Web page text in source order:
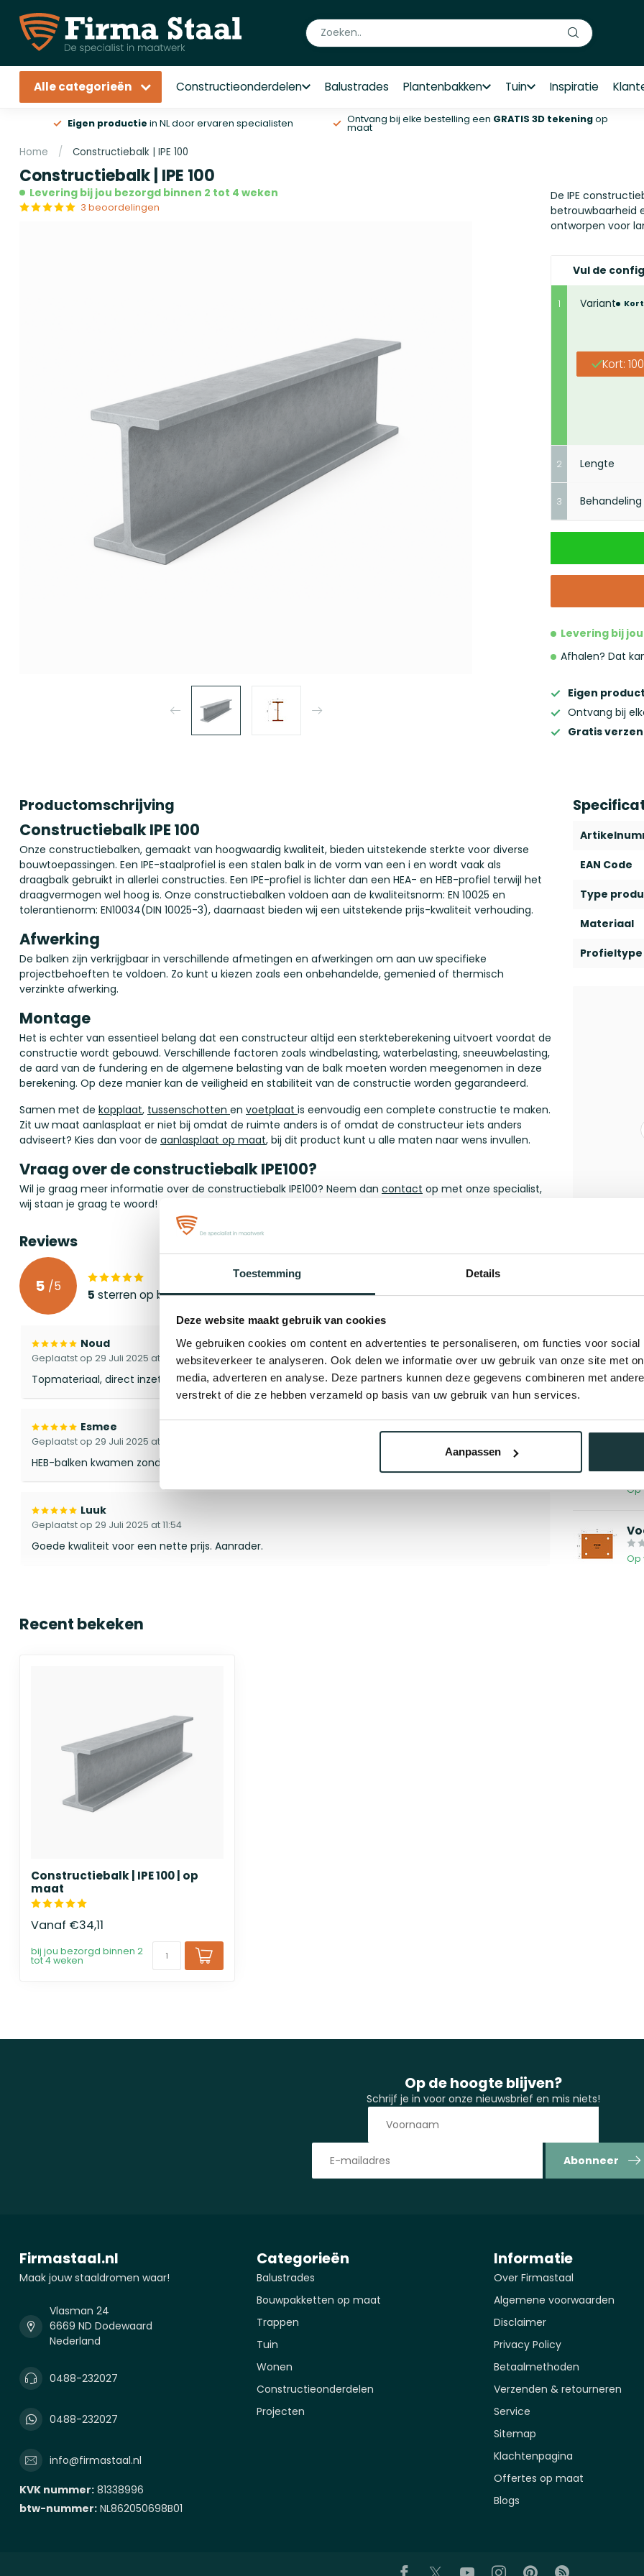
Toestemming Details
Deze website maakt gebruik van cookies
We gebruiken cookies om content en advertenties te personaliseren, om functies voor
websiteverkeer te analyseren. Ook delen we informatie over uw gebruik van onze site met
media, adverteren en analyse. Deze partners kunnen deze gegevens combineren met
verstrekt of die ze hebben verzameld op basis van uw gebruik van hun services.
Aanpassen
Alle categorieën Constructieonderdelen Balustrades Plantenbakken Tuin Inspiratie
Eigen productie in NL door ervaren specialisten Ontvang bij elke bestelling een GRATIS 3D tekeningop
maat
Home
/ Constructiebalk | IPE 100
Constructiebalk | IPE 100
Levering bij jou bezorgd binnen 2 tot 4 weken
3 beoordelingen
De IPE
betrouwbaarheid
ontworpen voor
Vul de
1 Variant
Kort:
2 Lengte
3 Behandeling
Levering bij
Afhalen? Dat
Eigen
Ontvang bij
Gratis
Productomschrijving
Constructiebalk IPE 100
Onze constructiebalken, gemaakt van hoogwaardig kwaliteit, bieden uitstekende sterkte voor diverse
bouwtoepassingen. Een IPE-staalprofiel is een stalen balk in de vorm van een i en wordt vaak als
draagbalk gebruikt in allerlei constructies. Een IPE-profiel is lichter dan een HEA- en HEB-profiel terwijl het
draagvermogen wel hoog is. Onze constructiebalken voldoen aan de kwaliteitsnorm: EN 10025 en
tolerantienorm: EN10034(DIN 10025-3), daarnaast bieden wij een uitstekende prijs-kwaliteit verhouding.
Afwerking
De balken zijn verkrijgbaar in verschillende afmetingen en afwerkingen om aan uw specifieke
projectbehoeften te voldoen. Zo kunt u kiezen zoals een onbehandelde, gemenied of thermisch
verzinkte afwerking.
Montage
Het is echter van essentieel belang dat een constructeur altijd een sterkteberekening uitvoert voordat de
constructie wordt gebouwd. Verschillende factoren zoals windbelasting, waterbelasting, sneeuwbelasting,
de aard van de fundering en de algemene belasting van de balk moeten worden meegenomen in deze
berekening. Op deze manier kan de veiligheid en stabiliteit van de constructie worden gegarandeerd.
Samen met de kopplaat, tussenschotten en voetplaat is eenvoudig een complete constructie te maken.
Zit uw maat aanlasplaat er niet bij omdat de ruimte anders is of omdat de constructeur iets anders
adviseert? Kies dan voor de aanlasplaat op maat, bij dit product kunt u alle maten naar wens invullen.
Vraag over de constructiebalk IPE100?
Wil je graag meer informatie over de constructiebalk IPE100? Neem dan contact op met onze specialist,
wij staan je graag te woord!
Reviews
5 /5
5 sterren op basis van3beoordelingen
Noud
Geplaatst op 29 Juli 2025 at 12:01
Topmateriaal, direct inzetbaar op de bouwplaats.
Esmee
Geplaatst op 29 Juli 2025 at 11:55
HEB-balken kwamen zonder schade aan, prima service.
Luuk
Geplaatst op 29 Juli 2025 at 11:54
Goede kwaliteit voor een nette prijs. Aanrader.
EAN Code
Type
Materiaal
Profieltype
Op
Op
Op
Recent bekeken
Constructiebalk | IPE 100 | op
maat
Vanaf €34,11
bij jou bezorgd binnen 2
tot 4 weken
Op de hoogte blijven?
Schrijf je in voor onze nieuwsbrief en mis niets!
Abonneer
Firmastaal.nl
Maak jouw staaldromen waar!
Vlasman 24
6669 ND Dodewaard
Nederland
0488-232027
0488-232027
info@firmastaal.nl
KVK nummer: 81338996
btw-nummer: NL862050698B01
Categorieën
Balustrades
Bouwpakketten op maat
Trappen
Tuin
Wonen
Constructieonderdelen
Projecten
Informatie
Over Firmastaal
Algemene voorwaarden
Disclaimer
Privacy Policy
Betaalmethoden
Verzenden & retourneren
Service
Sitemap
Klachtenpagina
Offertes op maat
Blogs